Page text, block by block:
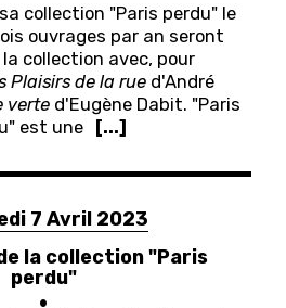
collection "Paris perdu" le
ouvrages par an seront
collection avec, pour
Plaisirs de la rue d'André
verte d'Eugène Dabit. "Paris
est une [...]
7 Avril 2023
la collection "Paris
perdu"